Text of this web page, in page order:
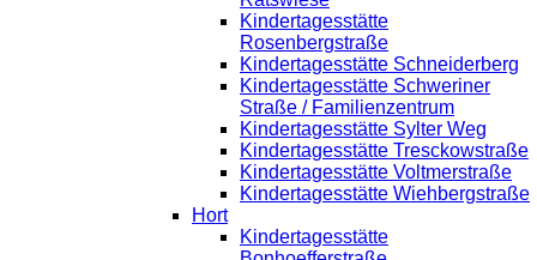
Kindertagesstätte
Rosenbergstraße
Kindertagesstätte Schneiderberg
Kindertagesstätte Schweriner
Straße / Familienzentrum
Kindertagesstätte Sylter Weg
Kindertagesstätte Tresckowstraße
Kindertagesstätte Voltmerstraße
Kindertagesstätte Wiehbergstraße
Hort
Kindertagesstätte